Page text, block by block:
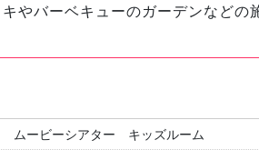
やバーベキューのガーデンなど
ムービーシアター キッズルーム